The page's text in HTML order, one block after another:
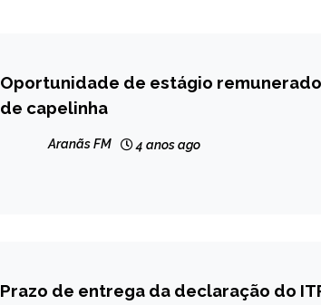
CAPELINHA
NOTÍCIAS
Oportunidade de estágio
de capelinha
Aranãs FM 4 anos ago
BRASIL
Prazo de entrega da declaração do